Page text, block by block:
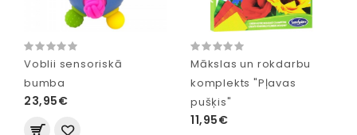
Voblii sensoriskā
bumba
23,95€
Mākslas un rokdarbu
komplekts "Pļavas
pušķis"
11,95€